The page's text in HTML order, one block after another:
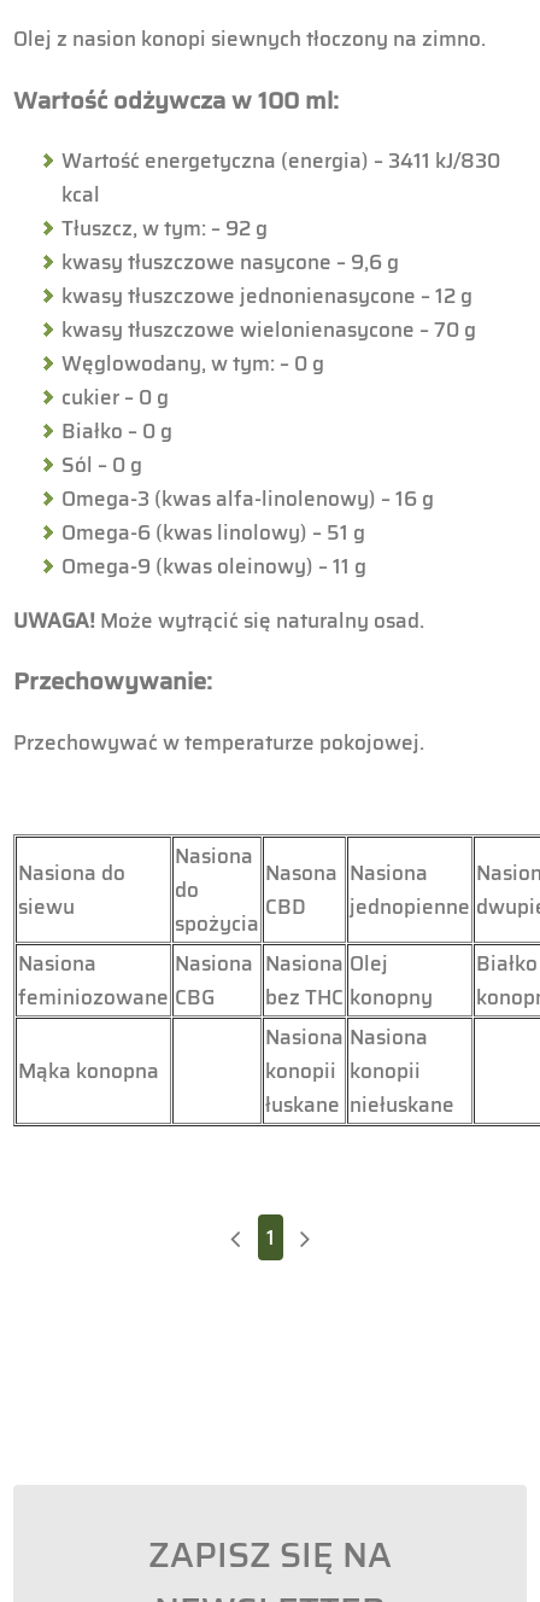
Olej z nasion konopi siewnych tłoczony na zimno.
Wartość odżywcza w 100 ml:
Wartość energetyczna (energia) – 3411 kJ/830
kcal
Tłuszcz, w tym: – 92 g
kwasy tłuszczowe nasycone – 9,6 g
kwasy tłuszczowe jednonienasycone – 12 g
kwasy tłuszczowe wielonienasycone – 70 g
Węglowodany, w tym: – 0 g
cukier – 0 g
Białko – 0 g
Sól – 0 g
Omega-3 (kwas alfa-linolenowy) – 16 g
Omega-6 (kwas linolowy) – 51 g
Omega-9 (kwas oleinowy) – 11 g
UWAGA!Może wytrącić się naturalny osad.
Przechowywanie:
Przechowywać w temperaturze pokojowej.
Nasiona do
siewu
Nasiona
do
spożycia
Nasona
CBD
Nasiona
jednopienne
Nasiona
feminiozowane
Nasiona
CBG
Nasiona
bez THC
Olej
konopny
Białko
Mąka konopna
Nasiona
konopii
łuskane
Nasiona
konopii
niełuskane
1
ZAPISZ SIĘ NA